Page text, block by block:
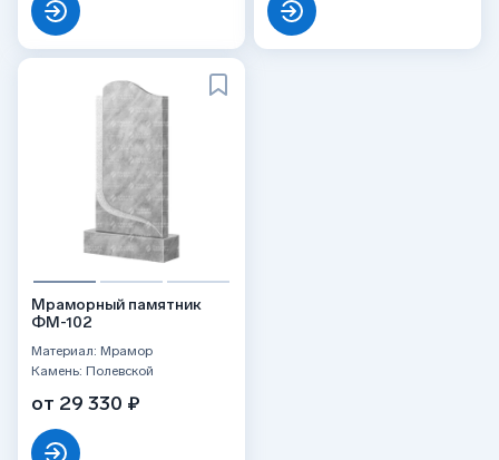
Мраморный памятник
ФМ-102
Материал: Мрамор
Камень: Полевской
от 29 330 ₽